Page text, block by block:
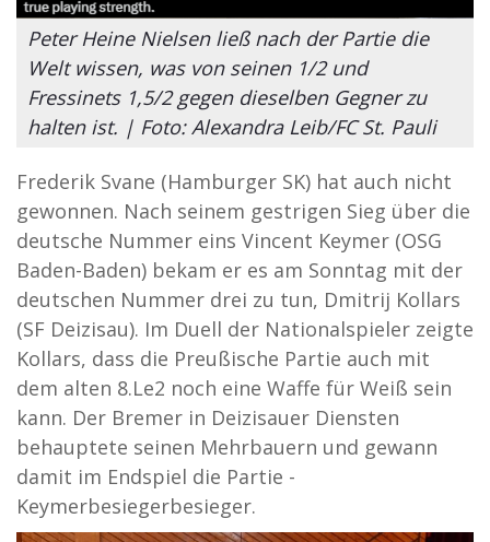
Peter Heine Nielsen ließ nach der Partie die
Welt wissen, was von seinen 1/2 und
Fressinets 1,5/2 gegen dieselben Gegner zu
halten ist. | Foto: Alexandra Leib/FC St. Pauli
Frederik Svane (Hamburger SK) hat auch nicht
gewonnen. Nach seinem gestrigen Sieg über die
deutsche Nummer eins Vincent Keymer (OSG
Baden-Baden) bekam er es am Sonntag mit der
deutschen Nummer drei zu tun, Dmitrij Kollars
(SF Deizisau). Im Duell der Nationalspieler zeigte
Kollars, dass die Preußische Partie auch mit
dem alten 8.Le2 noch eine Waffe für Weiß sein
kann. Der Bremer in Deizisauer Diensten
behauptete seinen Mehrbauern und gewann
damit im Endspiel die Partie -
Keymerbesiegerbesieger.